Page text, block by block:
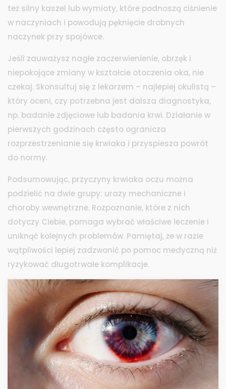
też silny kaszel lub wymioty, które podnoszą ciśnienie
w naczyniach i powodują pęknięcie drobnych
naczynek przy spojówce.
Jeśli zauważysz nagłe zaczerwienienie, obrzęk i
niepokojące zmiany w kształcie otoczenia oka, nie
czekaj. Skonsultuj się z lekarzem – najlepiej okulistą –
który oceni, czy potrzebna jest dalsza diagnostyka,
np. badanie zdjęciowe lub badania krwi. Działanie w
pierwszych godzinach często ogranicza
rozprzestrzenianie się krwiaka i przyspiesza powrót
do normy.
Podsumowując, przyczyny krwiaka oczu można
podzielić na dwie grupy: urazy mechaniczne i
choroby wewnętrzne. Rozpoznanie, które z nich
dotyczy Ciebie, pomaga wybrać właściwe leczenie i
uniknąć kolejnych problemów. Pamiętaj, że w razie
wątpliwości lepiej zadzwonić po pomoc medyczną niż
ryzykować długotrwałe komplikacje.